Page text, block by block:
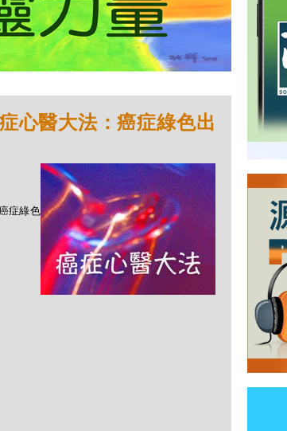
心醫大法：癌症綠色出
症綠色